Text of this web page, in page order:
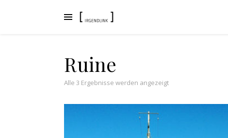
Ruine
Alle 3 Ergebnisse werden angezeigtNach Aktualität